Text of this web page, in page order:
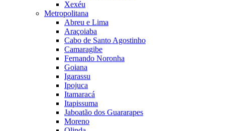
Xexéu
Metropolitana
Abreu e Lima
Araçoiaba
Cabo de Santo Agostinho
Camaragibe
Fernando Noronha
Goiana
Igarassu
Ipojuca
Itamaracá
Itapissuma
Jaboatão dos Guararapes
Moreno